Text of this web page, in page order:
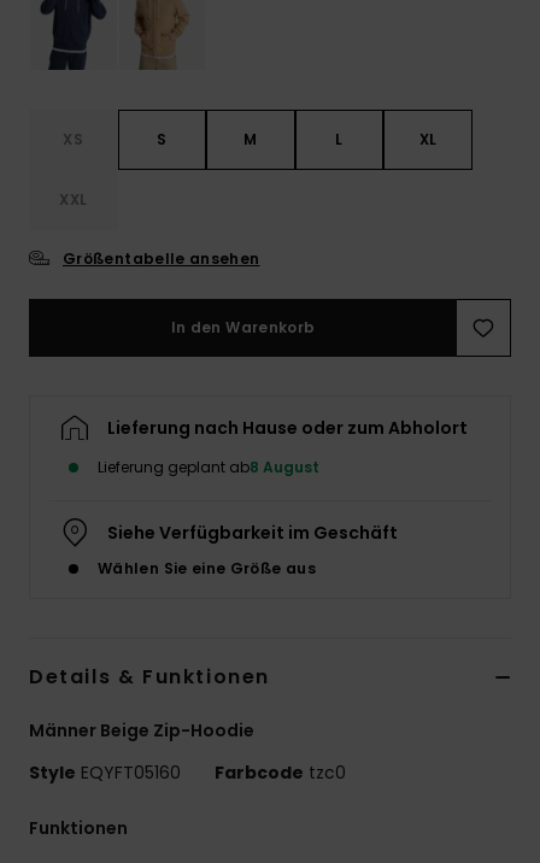
XS S M L XL
XXL
Größentabelle ansehen
In den Warenkorb
Lieferung nach Hause oder zum Abholort
Lieferung geplant ab8 August
Siehe Verfügbarkeit im Geschäft
Wählen Sie eine Größe aus
Details & Funktionen
Männer Beige Zip-Hoodie
Style EQYFT05160 Farbcode tzc0
Funktionen